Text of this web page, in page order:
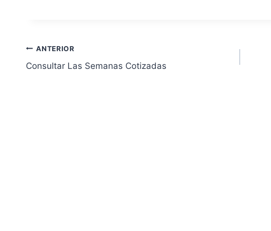
Navegación
de
ANTERIOR
Consultar Las Semanas Cotizadas